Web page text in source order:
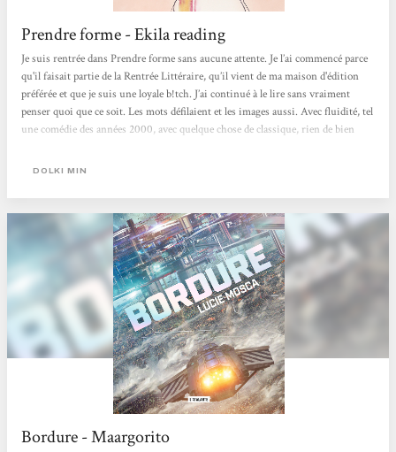
Prendre forme - Ekila reading
Je suis rentrée dans Prendre forme sans aucune attente. Je l’ai commencé parce
qu'il faisait partie de la Rentrée Littéraire, qu’il vient de ma maison d'édition
préférée et que je suis une loyale b!tch. J’ai continué à le lire sans vraiment
penser quoi que ce soit. Les mots défilaient et les images aussi. Avec fluidité, tel
une comédie des années 2000, avec quelque chose de classique, rien de bien
bah je m'amusais bien ! Que j’étais...
DOLKI MIN
Bordure - Maargorito